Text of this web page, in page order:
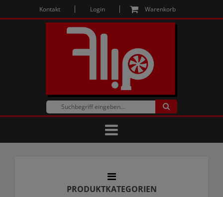
Kontakt Login Warenkorb
PRODUKTKATEGORIEN